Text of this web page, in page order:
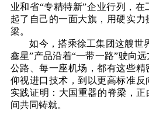
业和省“专精特新”企业行列，
起了自己的一面大旗，用硬实
梁。
如今，搭乘徐工集团这艘世
鑫星”产品沿着“一带一路”驶向
公路、每一座机场，都有这些精
仰视进口技术，到以更高标准反
实践证明：大国重器的脊梁，
间共同铸就。